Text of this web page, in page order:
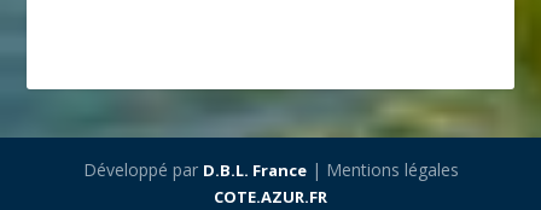
Développé par D.B.L. France| Mentions légales
COTE.AZUR.FR